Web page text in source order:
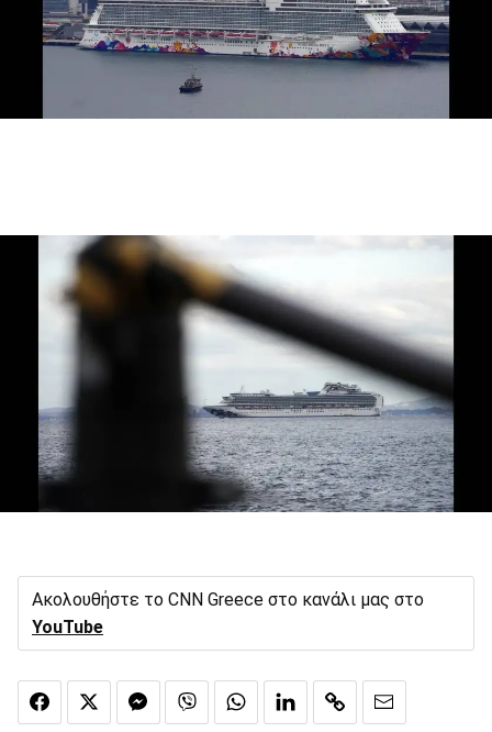
Ακολουθήστε το CNN Greece στο κανάλι μας στο
YouTube